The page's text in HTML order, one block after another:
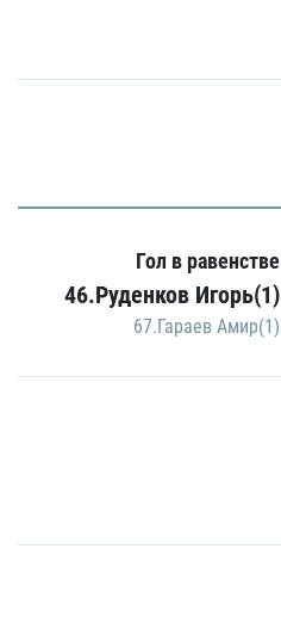
Гол в равенстве
46.Руденков Игорь(1)
67.Гараев Амир(1)